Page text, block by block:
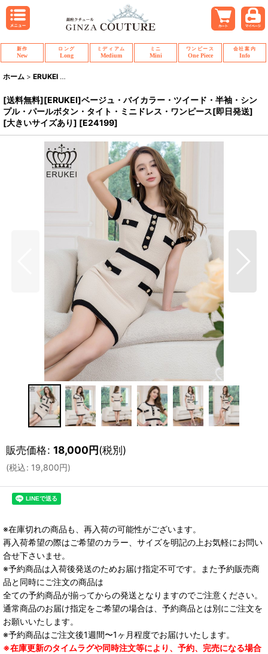
新作
New
ロング
Long
ミディアム
Medium
ミニ
Mini
ワンピース
One Piece
会社案内
Info
ホーム > ERUKEI >
[送料無料][ERUKEI]ベージュ・バイカラー・ツイード・半袖・シン
プル・パールボタン・タイト・ミニドレス・ワンピース[即日発送]
[大きいサイズあり] [E24199]
販売価格: 18,000円(税別)
(税込: 19,800円)
※在庫切れの商品も、再入荷の可能性がございます。
再入荷希望の際はご希望のカラー、サイズを明記の上お気軽にお問い
合せ下さいませ。
※予約商品は入荷後発送のためお届け指定不可です。また予約販売商
品と同時にご注文の商品は
全ての予約商品が揃ってからの発送となりますのでご注意ください。
通常商品のお届け指定をご希望の場合は、予約商品とは別にご注文を
お願いいたします。
※予約商品はご注文後1週間〜1ヶ月程度でお届けいたします。
※在庫更新のタイムラグや同時注文等により、予約、完売になる場合